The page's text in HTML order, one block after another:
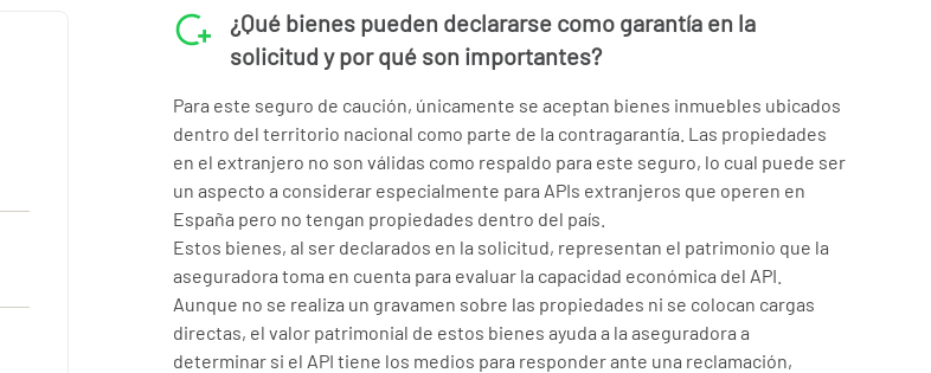
¿Qué bienes pueden declararse como garantía en la
solicitud y por qué son importantes?
Para este seguro de caución, únicamente se aceptan bienes inmuebles ubicados
dentro del territorio nacional como parte de la contragarantía. Las propiedades
en el extranjero no son válidas como respaldo para este seguro, lo cual puede ser
un aspecto a considerar especialmente para APIs extranjeros que operen en
España pero no tengan propiedades dentro del país.
Estos bienes, al ser declarados en la solicitud, representan el patrimonio que la
aseguradora toma en cuenta para evaluar la capacidad económica del API.
Aunque no se realiza un gravamen sobre las propiedades ni se colocan cargas
directas, el valor patrimonial de estos bienes ayuda a la aseguradora a
determinar si el API tiene los medios para responder ante una reclamación,